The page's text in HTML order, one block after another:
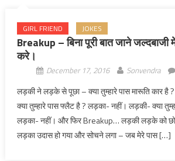
GIRL FRIEND JOKES
Breakup – बिना पूरी बात जाने
करे।
December 17, 2016 Sonvendra
लड़की ने लड़के से पूछा – क्या तुम्हारे पास मारूति कार
क्या तुम्हारे पास फ्लैट है ? लड़का- नहीं। लड़की- क्या
लड़का- नहीं। और फिर Breakup… लड़की लड़के को
लड़का उदास हो गया और सोचने लगा – जब मेरे पास […]